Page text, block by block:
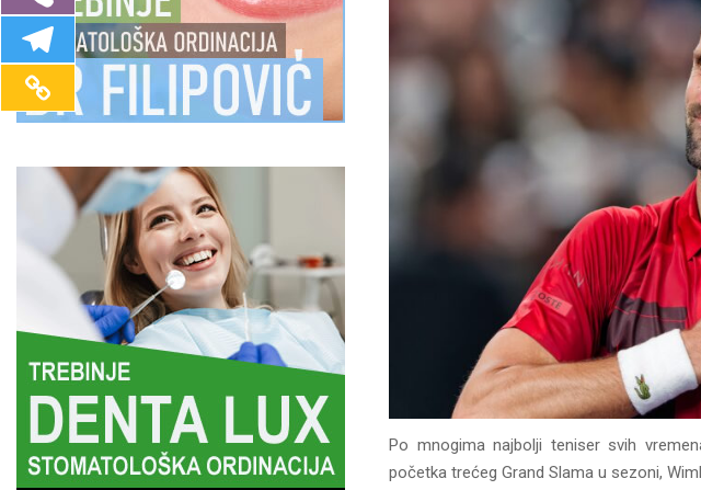
Po mnogima najbolji teniser svih
početka trećeg Grand Slama u sezoni,